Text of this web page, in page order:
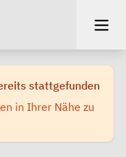
stattgefunden
in Ihrer Nähe zu